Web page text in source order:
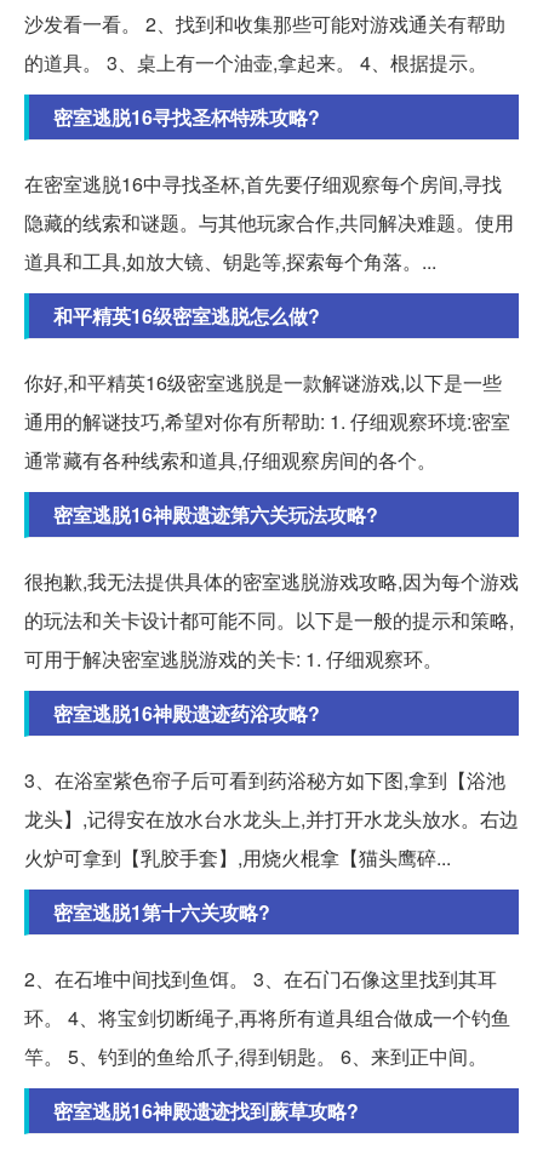
沙发看一看。 2、找到和收集那些可能对游戏通关有帮助
的道具。 3、桌上有一个油壶,拿起来。 4、根据提示。
密室逃脱16寻找圣杯特殊攻略?
在密室逃脱16中寻找圣杯,首先要仔细观察每个房间,寻找
隐藏的线索和谜题。与其他玩家合作,共同解决难题。使用
道具和工具,如放大镜、钥匙等,探索每个角落。...
和平精英16级密室逃脱怎么做?
你好,和平精英16级密室逃脱是一款解谜游戏,以下是一些
通用的解谜技巧,希望对你有所帮助: 1. 仔细观察环境:密室
通常藏有各种线索和道具,仔细观察房间的各个。
密室逃脱16神殿遗迹第六关玩法攻略?
很抱歉,我无法提供具体的密室逃脱游戏攻略,因为每个游戏
的玩法和关卡设计都可能不同。以下是一般的提示和策略,
可用于解决密室逃脱游戏的关卡: 1. 仔细观察环。
密室逃脱16神殿遗迹药浴攻略?
3、在浴室紫色帘子后可看到药浴秘方如下图,拿到【浴池
龙头】,记得安在放水台水龙头上,并打开水龙头放水。右边
火炉可拿到【乳胶手套】,用烧火棍拿【猫头鹰碎...
密室逃脱1第十六关攻略?
2、在石堆中间找到鱼饵。 3、在石门石像这里找到其耳
环。 4、将宝剑切断绳子,再将所有道具组合做成一个钓鱼
竿。 5、钓到的鱼给爪子,得到钥匙。 6、来到正中间。
密室逃脱16神殿遗迹找到蕨草攻略?